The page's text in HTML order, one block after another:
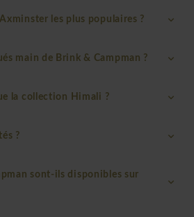
les plus populaires ?
main de Brink & Campman ?
la collection Himali ?
?
sont-ils disponibles sur